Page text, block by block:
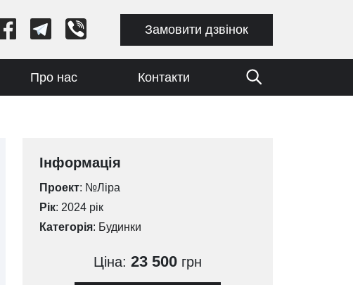
Замовити дзвінок
Про нас Контакти
Інформація
Проект: №Ліра
Рік: 2024 рік
Категорія: Будинки
Ціна: 23 500 грн